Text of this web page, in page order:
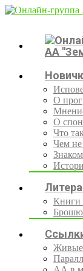
О
О
Что
Чем
Книги